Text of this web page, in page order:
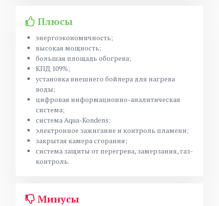
Плюсы
энергоэкономичность;
высокая мощность;
большая площадь обогрева;
КПД 109%;
установка внешнего бойлера для нагрева
воды;
цифровая информационно-аналитическая
система;
система Aqua-Kondens;
электронное зажигание и контроль пламени;
закрытая камера сгорания;
система защиты от перегрева, замерзания, газ-
контроль.
Минусы